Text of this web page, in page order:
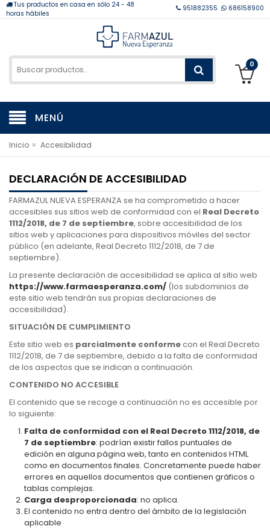
Tus productos en casa en sólo 24 - 48
horas hábiles
951882355 686158900
0
MENÚ
Inicio » Accesibilidad
DECLARACIÓN DE ACCESIBILIDAD
FARMAZUL NUEVA ESPERANZA se ha comprometido a hacer
accesibles sus sitios web de conformidad con el Real Decreto
1112/2018, de 7 de septiembre, sobre accesibilidad de los
sitios web y aplicaciones para dispositivos móviles del sector
público (en adelante, Real Decreto 1112/2018, de 7 de
septiembre).
La presente declaración de accesibilidad se aplica al sitio web
https://www.farmaesperanza.com/ (los subdominios de
este sitio web tendrán sus propias declaraciones de
accesibilidad).
SITUACIÓN DE CUMPLIMIENTO
Este sitio web es parcialmente conformecon el Real Decreto
1112/2018, de 7 de septiembre, debido a la falta de conformidad
de los aspectos que se indican a continuación.
CONTENIDO NO ACCESIBLE
El contenido que se recoge a continuación no es accesible por
lo siguiente:
Falta de conformidad con el Real Decreto 1112/2018, de
7 de septiembre: podrían existir fallos puntuales de
edición en alguna página web, tanto en contenidos HTML
como en documentos finales. Concretamente puede haber
errores en aquellos documentos que contienen gráficos o
tablas complejas.
Carga desproporcionada: no aplica.
El contenido no entra dentro del ámbito de la legislación
aplicable